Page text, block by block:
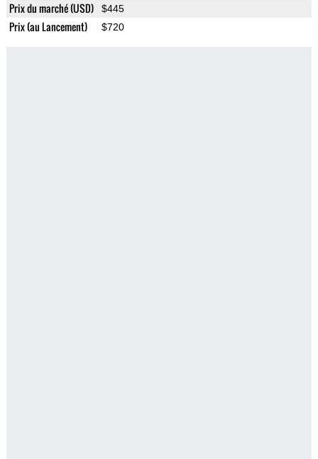
Prix du marché (USD) $445
Prix (au Lancement) $720